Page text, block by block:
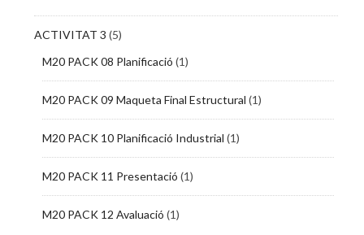
ACTIVITAT 3 (5)
M20 PACK 08 Planificació (1)
M20 PACK 09 Maqueta Final Estructural (1)
M20 PACK 10 Planificació Industrial (1)
M20 PACK 11 Presentació (1)
M20 PACK 12 Avaluació (1)